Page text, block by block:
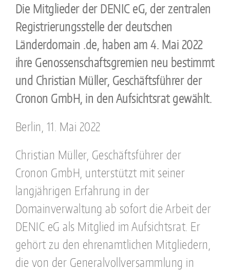
Die Mitglieder der DENIC eG, der zentralen
Registrierungsstelle der deutschen
Länderdomain .de, haben am 4. Mai 2022
ihre Genossenschaftsgremien neu bestimmt
und Christian Müller, Geschäftsführer der
Cronon GmbH, in den Aufsichtsrat gewählt.
Berlin, 11. Mai 2022
Christian Müller, Geschäftsführer der
Cronon GmbH, unterstützt mit seiner
langjährigen Erfahrung in der
Domainverwaltung ab sofort die Arbeit der
DENIC eG als Mitglied im Aufsichtsrat. Er
gehört zu den ehrenamtlichen Mitgliedern,
die von der Generalvollversammlung in